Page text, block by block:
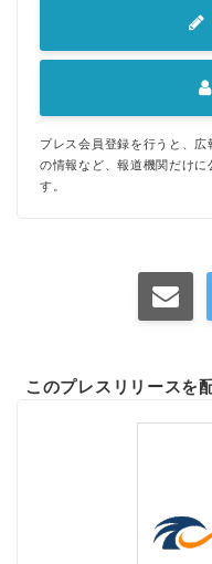
プレス会員登録を行うと、
の情報など、報道機関だけ
す。
このプレスリリースを